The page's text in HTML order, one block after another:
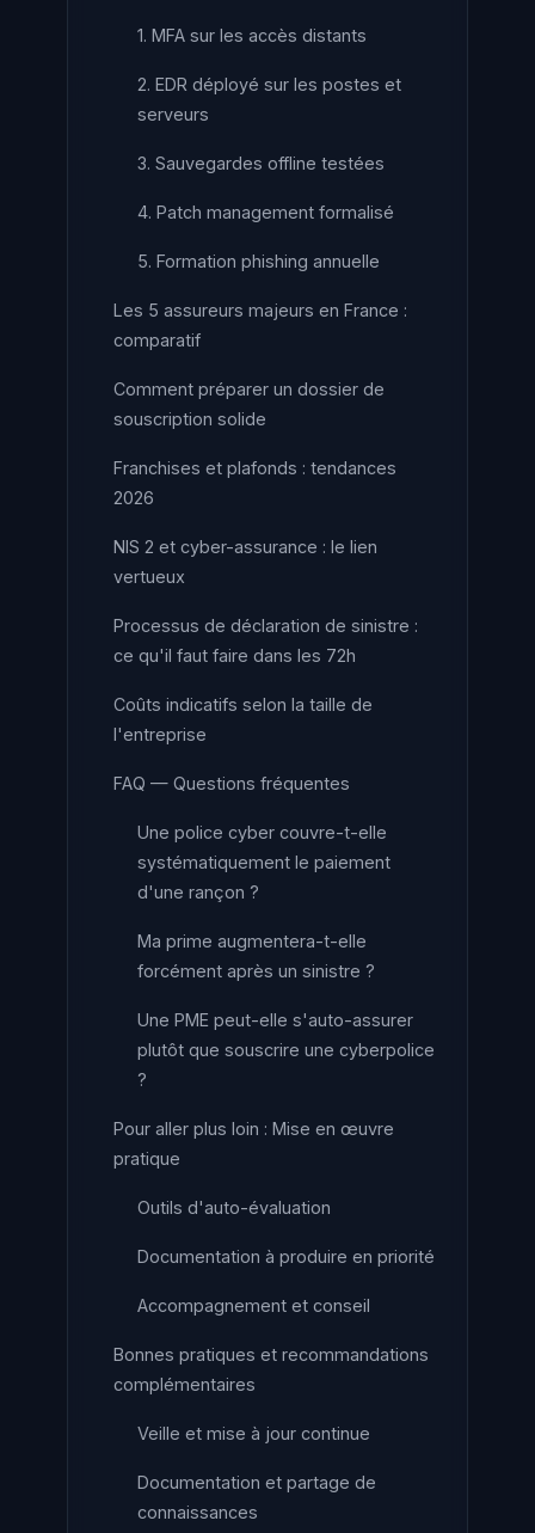
1. MFA sur les accès distants
2. EDR déployé sur les postes et
serveurs
3. Sauvegardes offline testées
4. Patch management formalisé
5. Formation phishing annuelle
Les 5 assureurs majeurs en France :
comparatif
Comment préparer un dossier de
souscription solide
Franchises et plafonds : tendances
2026
NIS 2 et cyber-assurance : le lien
vertueux
Processus de déclaration de sinistre :
ce qu'il faut faire dans les 72h
Coûts indicatifs selon la taille de
l'entreprise
FAQ — Questions fréquentes
Une police cyber couvre-t-elle
systématiquement le paiement
d'une rançon ?
Ma prime augmentera-t-elle
forcément après un sinistre ?
Une PME peut-elle s'auto-assurer
plutôt que souscrire une cyberpolice
?
Pour aller plus loin : Mise en œuvre
pratique
Outils d'auto-évaluation
Documentation à produire en priorité
Accompagnement et conseil
Bonnes pratiques et recommandations
complémentaires
Veille et mise à jour continue
Documentation et partage de
connaissances